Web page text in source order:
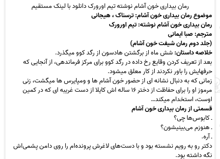
رمان بیداری خون آشام نوشته تیم اورورک دانلود با لینک مستقیم
موضوع رمان بیداری خون آشام: ترسناک ، هیجانی
رمان بیداری خون آشام نوشته: تیم اورورک
مترجم: صبا ایمانی
(جلد دوم رمان شیفت خون آشام)
خلاصه داستان:شش ماه از برگشتن هادسون از رگد کوو میگذرد.
بعد از تعریف کردن وقایع رخ داده در رگد کوو برای مرکز فرماندهی، از آنجایی که
حرفهایش را باور نکردند از کار معلق میشود.
زمانی که به دنبال نشانه ای از حضور خون آشام ها و ومپایرس ها میگشت، زنی
مرموز او را برای حفاظت از دختر ۱۶ ساله اش کایلا از دست غریبه ای که در کمین
اوست، استخدام میکند…
قسمتی از رمان بیداری خون آشام
ـ کابوس‌ها چی؟
ـ هنوزم می‌بینیشون؟
ـ آره.
دکتر رو به رویم نشسته بود و با دست‌های لاغرش پرونده‌ام را روی دامن پشمی‌اش
نگه داشته بود.